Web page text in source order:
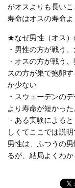
がオスよりも長い
寿命はオスの寿命よ
★なぜ男性（オス）
・男性の方が戦う
・オスの方が戦う
スの方が巣で抱卵
か少ない
・スウェーデンの
より寿命が短かった
・ある実験による
しくてここでは説
男性は、ふつうの
るが、結局よくわか